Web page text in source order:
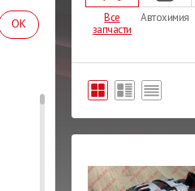
OK
Все
запчасти
Автохимия